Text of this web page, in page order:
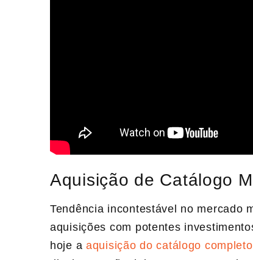
Aquisição de Catálogo
Tendência incontestável no mercado
aquisições com potentes
hoje aaquisição do catálogo